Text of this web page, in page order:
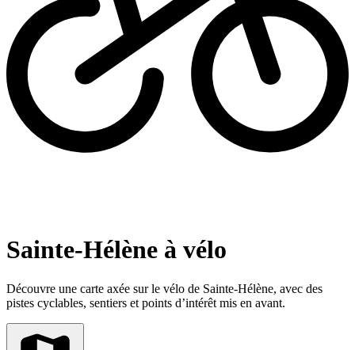
Sainte-Hélène à vélo
Découvre une carte axée sur le vélo de Sainte-Hélène, avec des
pistes cyclables, sentiers et points d’intérêt mis en avant.